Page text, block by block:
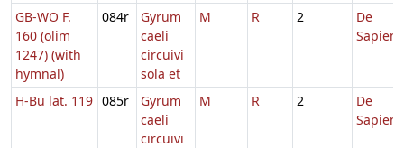
GB-WO F.
160 (olim
1247) (with
hymnal)
084r
Gyrum
caeli
circuivi
sola et
M R 2
De
H-Bu lat. 119 085r
Gyrum
caeli
circuivi
M R 2
De